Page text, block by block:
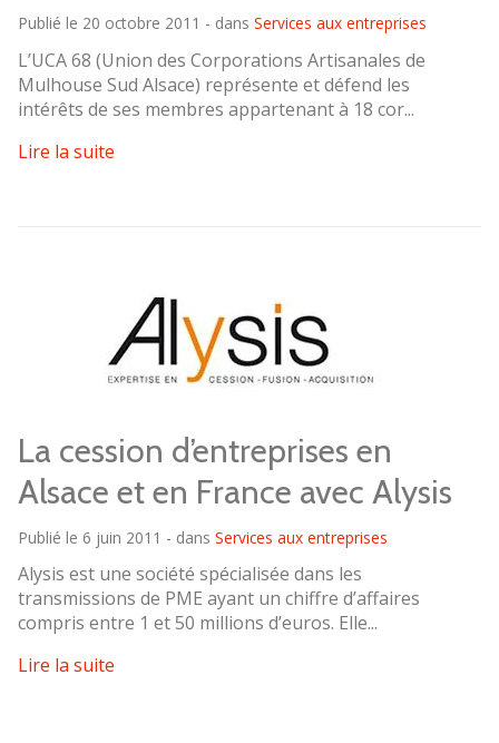
Publié le 20 octobre 2011 - dans Services aux entreprises
L’UCA 68 (Union des Corporations Artisanales de
Mulhouse Sud Alsace) représente et défend les
intérêts de ses membres appartenant à 18 cor...
Lire la suite
La cession d’entreprises en
Alsace et en France avec Alysis
Publié le 6 juin 2011 - dans Services aux entreprises
Alysis est une société spécialisée dans les
transmissions de PME ayant un chiffre d’affaires
compris entre 1 et 50 millions d’euros. Elle...
Lire la suite